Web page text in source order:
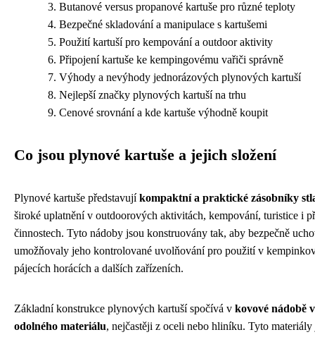
Butanové versus propanové kartuše pro různé teploty
Bezpečné skladování a manipulace s kartušemi
Použití kartuší pro kempování a outdoor aktivity
Připojení kartuše ke kempingovému vařiči správně
Výhody a nevýhody jednorázových plynových kartuší
Nejlepší značky plynových kartuší na trhu
Cenové srovnání a kde kartuše výhodně koupit
Co jsou plynové kartuše a jejich složení
Plynové kartuše představujíkompaktní a praktické zásobníky
široké uplatnění v outdoorových aktivitách, kempování, turistice i
činnostech. Tyto nádoby jsou konstruovány tak, aby bezpečně
umožňovaly jeho kontrolované uvolňování pro použití v
pájecích horácích a dalších zařízeních.
Základní konstrukce plynových kartuší spočívá v kovové nádobě
odolného materiálu, nejčastěji z oceli nebo hliníku. Tyto